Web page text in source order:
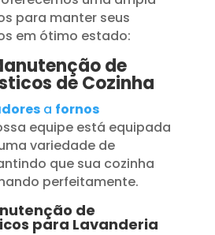
para manter seus
em ótimo estado:
de
de Cozinha
a fornos
equipe está equipada
variedade de
que sua cozinha
perfeitamente.
de
para Lavanderia